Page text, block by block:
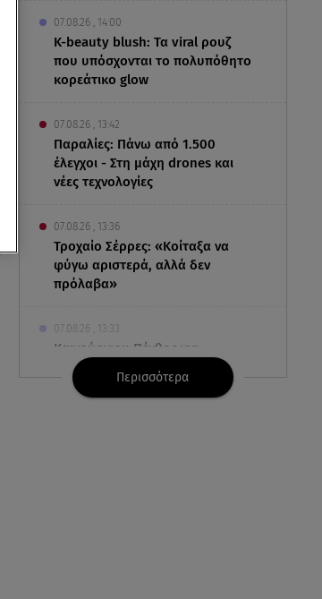
07.08.26 , 14:00
K-beauty blush: Τα viral ρουζ
που υπόσχονται το πολυπόθητο
κορεάτικο glow
07.08.26 , 13:42
Παραλίες: Πάνω από 1.500
έλεγχοι - Στη μάχη drones και
νέες τεχνολογίες
07.08.26 , 13:36
Τροχαίο Σέρρες: «Κοίταξα να
φύγω αριστερά, αλλά δεν
πρόλαβα»
07.08.26 , 13:33
Καινούργιου:Πένθος για
συνεργάτιδά της «Θα μου
λείπεις πάντα και για πάντα»
Περισσότερα